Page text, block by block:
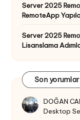
Server 2025
RemoteApp
Server 2025
Lisanslama
Son yorumlar
DOĞAN
Desktop